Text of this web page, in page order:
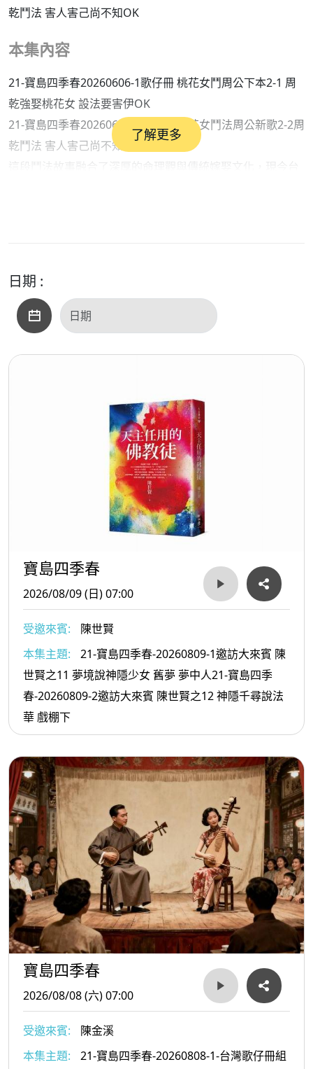
乾鬥法 害人害己尚不知OK
本集內容
21-寶島四季春20260606-1歌仔冊 桃花女鬥周公下本2-1 周
乾強娶桃花女 設法要害伊OK
21-寶島四季春20260606-2歌仔冊 桃花女鬥法周公新歌2-2周
乾鬥法 害人害己尚不知OK
了解更多
日期 :
寶島四季春
2026/08/09 (日) 07:00
受邀來賓:
陳世賢
本集主題:
21-寶島四季春-20260809-1邀訪大來賓 陳
世賢之11 夢境說神隱少女 舊夢 夢中人21-寶島四季
春-20260809-2邀訪大來賓 陳世賢之12 神隱千尋說法
華 戲棚下
寶島四季春
2026/08/08 (六) 07:00
受邀來賓:
陳金溪
本集主題:
21-寶島四季春-20260808-1-台灣歌仔冊組